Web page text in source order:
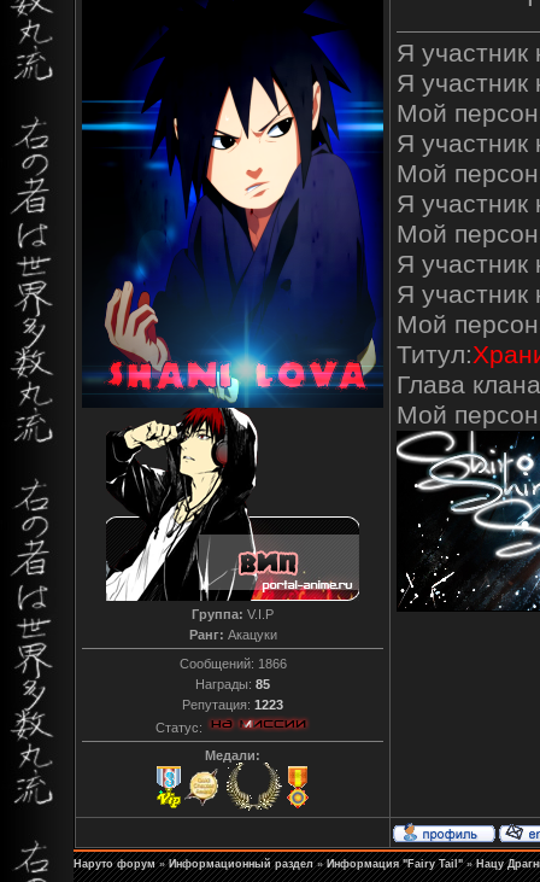
Группа: V.I.P
Ранг: Акацуки
Сообщений: 1866
Награды: 85
Репутация: 1223
Статус:
Медали:
Я участник
Я участник
Мой
Я участник
Мой
Я участник
Мой
Я участник
Я участник
Мой
Титул:
Глава
Мой
Наруто форум » Информационный раздел » Информация "Fairy Tail" » Нацу